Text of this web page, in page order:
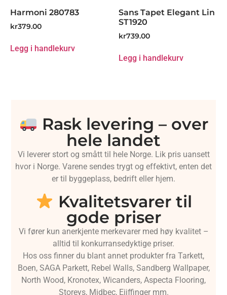
Harmoni 280783
kr379.00
Legg i handlekurv
Sans Tapet Elegant Lin
ST1920
kr739.00
Legg i handlekurv
Rask levering – over
hele landet
Vi leverer stort og smått til hele Norge. Lik pris uansett
hvor i Norge. Varene sendes trygt og effektivt, enten det
er til byggeplass, bedrift eller hjem.
Kvalitetsvarer til
gode priser
Vi fører kun anerkjente merkevarer med høy kvalitet –
alltid til konkurransedyktige priser.
Hos oss finner du blant annet produkter fra Tarkett,
Boen, SAGA Parkett, Rebel Walls, Sandberg Wallpaper,
North Wood, Kronotex, Wicanders, Aspecta Flooring,
Storeys, Midbec, Eijffinger mm.